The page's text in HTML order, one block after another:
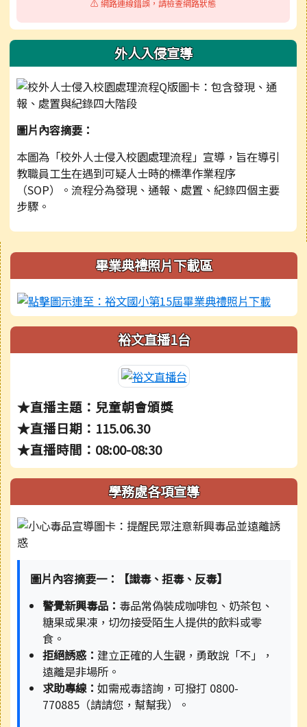
⚠️ 網路連線錯誤，請檢查網路狀態
外人入侵宣導
圖片內容摘要：
本圖為「校外人士侵入校園處理流程」宣導，旨在導引
教職員工生在遇到可疑人士時的標準作業程序
（SOP）。流程分為發現、通報、處置、紀錄四個主要
步驟。
右邊區域內容畢業典禮照片下載區
裕文直播1台
★直播主題：兒童朝會頒獎
★直播日期：115.06.30
★直播時間：08:00-08:30
學務處各項宣導
圖片內容摘要一：【識毒、拒毒、反毒】
警覺新興毒品： 毒品常偽裝成咖啡包、奶茶包、
糖果或果凍，切勿接受陌生人提供的飲料或零
食。
拒絕誘惑： 建立正確的人生觀，勇敢說「不」，
遠離是非場所。
求助專線：如需戒毒諮詢，可撥打 0800-
770885（請請您，幫幫我）。